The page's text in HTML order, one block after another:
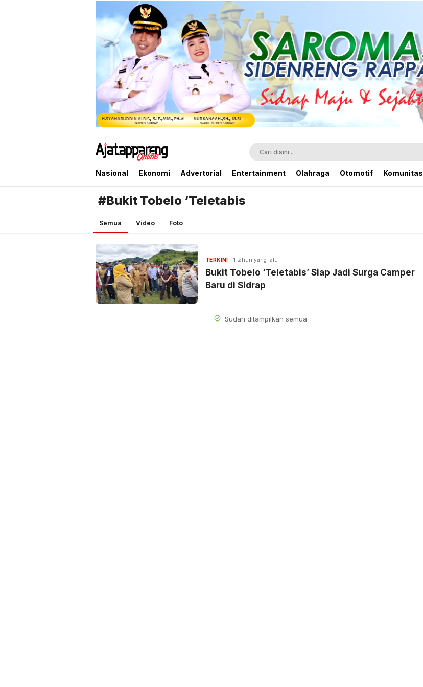
Ajatappareng Online
Media Terpercaya Anda
Nasional Ekonomi Advertorial Entertainment Olahraga Otomotif Komunitas
#Bukit Tobelo ‘Teletabis
Semua Video Foto
TERKINI 1 tahun yang lalu
Bukit Tobelo ‘Teletabis’ Siap Jadi Surga Camper
Baru di Sidrap
Sudah ditampilkan semua